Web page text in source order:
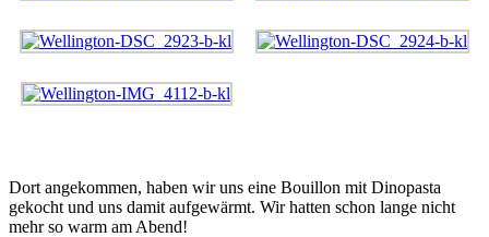
Dort angekommen, haben wir uns eine Bouillon mit Dinopasta
gekocht und uns damit aufgewärmt. Wir hatten schon lange nicht
mehr so warm am Abend!